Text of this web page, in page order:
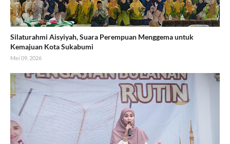
Silaturahmi Aisyiyah, Suara Perempuan Menggema untuk
Kemajuan Kota Sukabumi
Mei 09, 2026